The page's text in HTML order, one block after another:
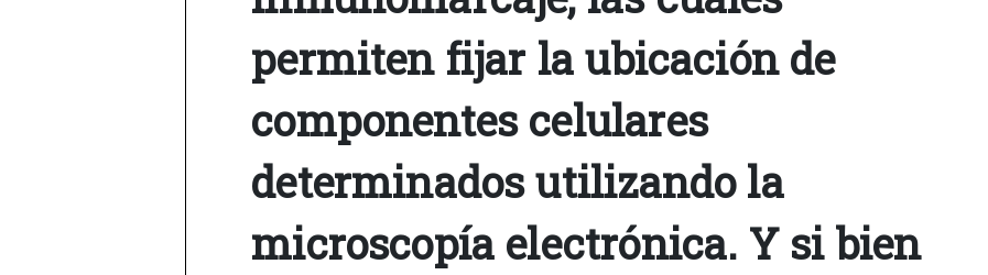
permiten fijar la ubicación de
componentes celulares
determinados utilizando la
microscopía electrónica. Y si bien